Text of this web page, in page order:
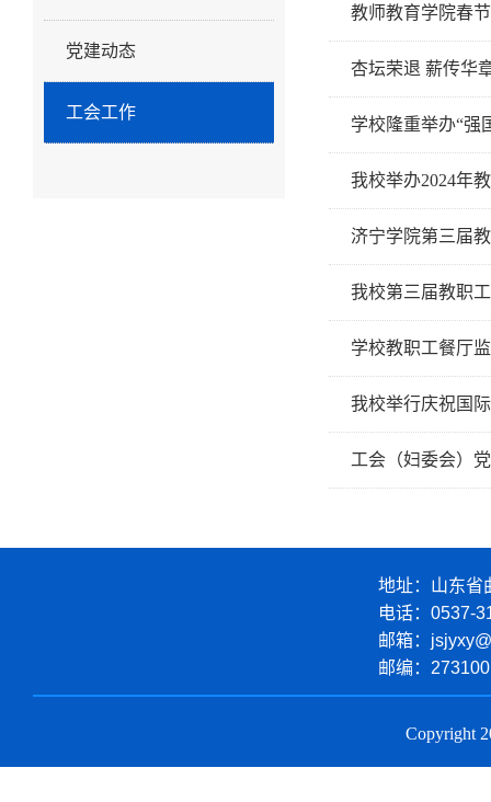
党建动态
工会工作
教师教育学院春
杏坛荣退 薪传华
学校隆重举办“强
我校举办2024年
济宁学院第三届
我校第三届教职
学校教职工餐厅
我校举行庆祝国
工会（妇委会）
地址：山东省
电话： 0537-
邮箱：
邮编： 273100
Copyright